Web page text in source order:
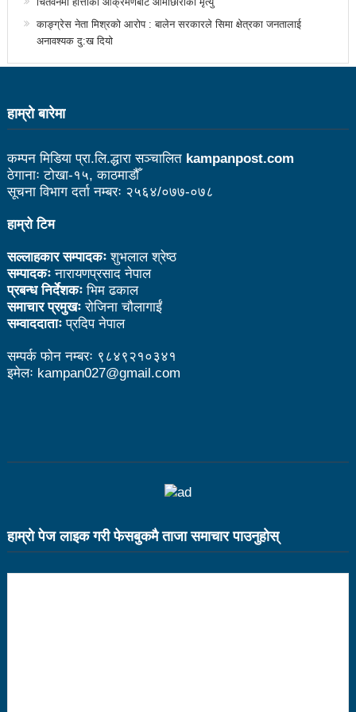
संविधानसभाबाट संविधान बनाउने मुद्दा जनयुद्धको मुख्य मुद्दा होः
बोगटीको स्मृतिमा रक्तदान कार्यक्रम
संविधानको रक्षा र कार्यान्वयनमा जनताको खबरदारी आवश्यकः
प्रचण्ड
माओवादीमा जनपरिचालनका कार्यक्रमको तयारीः तीन
आयोगको बैठक सकियो
वृत्तचित्र फिल्म ‘गर्ल्स रिराइटिङ डेस्टिनी’ को विशेष प्रदर्शनी
दुईपिपलमा बुधबार रोपाइ जात्राः कलाकारको व्यवस्थापनमा
जनप्रतिनिधि
भरतपुर महानगर युवा संजालको फुटसल : पुरुषतर्फ वडा नं. ५ र
रसुवा उडेको हेलिकप्टर दुर्घटनाः ५ जनाको मृत्यु
काङ्ग्रेस नेता मिश्रको आरोप : बालेन सरकारले सिमा क्षेत्रका जनतालाई
अनावश्यक दु:ख दियो
हाम्राे बारेमा
कम्पन मिडिया प्रा.लि.द्धारा सञ्चालित kampanpost.com
ठेगानाः टोखा-१५, काठमाडौँ
सूचना विभाग दर्ता नम्बरः २५६४/०७७-०७८
हाम्रो टिम
सल्लाहकार सम्पादकःशुभलाल श्रेष्ठ
सम्पादकःनारायणप्रसाद नेपाल
प्रबन्ध निर्देशकःभिम ढकाल
समाचार प्रमुखःरोजिना चौलागाईं
सम्वाददाताःप्रदिप नेपाल
सम्पर्क फोन नम्बरः ९८४९२१०३४१
इमेलः kampan027@gmail.com
हाम्राे पेज लाइक गरी फेसबुकमै ताजा समाचार पाउनुहाेस्